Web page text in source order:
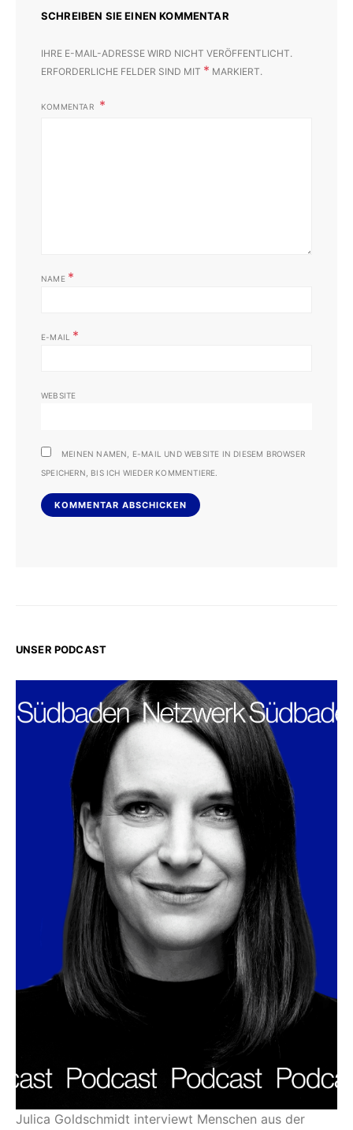
SCHREIBEN SIE EINEN KOMMENTAR
IHRE E-MAIL-ADRESSE WIRD NICHT VERÖFFENTLICHT.
ERFORDERLICHE FELDER SIND MIT * MARKIERT.
KOMMENTAR
NAME *
E-MAIL *
WEBSITE
MEINEN NAMEN, E-MAIL UND WEBSITE IN DIESEM BROWSER
SPEICHERN, BIS ICH WIEDER KOMMENTIERE.
UNSER PODCAST
Julica Goldschmidt interviewt Menschen aus der